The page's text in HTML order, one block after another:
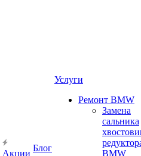
Акции
Блог
Услуги
Ремонт BMW
Замена
сальника
BMW